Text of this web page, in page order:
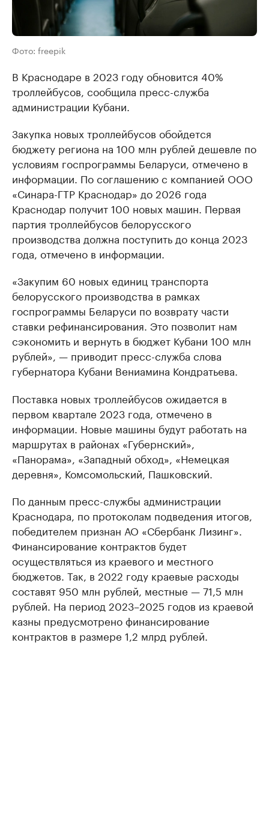
Фото: freepik
В Краснодаре в 2023 году обновится 40%
троллейбусов, сообщила пресс-служба
администрации Кубани.
Закупка новых троллейбусов обойдется
бюджету региона на 100 млн рублей дешевле по
условиям госпрограммы Беларуси, отмечено в
информации. По соглашению с компанией ООО
«Синара-ГТР Краснодар» до 2026 года
Краснодар получит 100 новых машин. Первая
партия троллейбусов белорусского
производства должна поступить до конца 2023
года, отмечено в информации.
«Закупим 60 новых единиц транспорта
белорусского производства в рамках
госпрограммы Беларуси по возврату части
ставки рефинансирования. Это позволит нам
сэкономить и вернуть в бюджет Кубани 100 млн
рублей», — приводит пресс-служба слова
губернатора Кубани Вениамина Кондратьева.
Поставка новых троллейбусов ожидается в
первом квартале 2023 года, отмечено в
информации. Новые машины будут работать на
маршрутах в районах «Губернский»,
«Панорама», «Западный обход», «Немецкая
деревня», Комсомольский, Пашковский.
По данным пресс-службы администрации
Краснодара, по протоколам подведения итогов,
победителем признан АО «Сбербанк Лизинг».
Финансирование контрактов будет
осуществляться из краевого и местного
бюджетов. Так, в 2022 году краевые расходы
составят 950 млн рублей, местные — 71,5 млн
рублей. На период 2023–2025 годов из краевой
казны предусмотрено финансирование
контрактов в размере 1,2 млрд рублей.